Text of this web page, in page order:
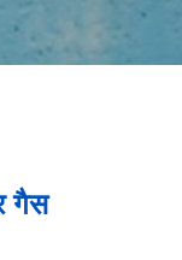
गैस